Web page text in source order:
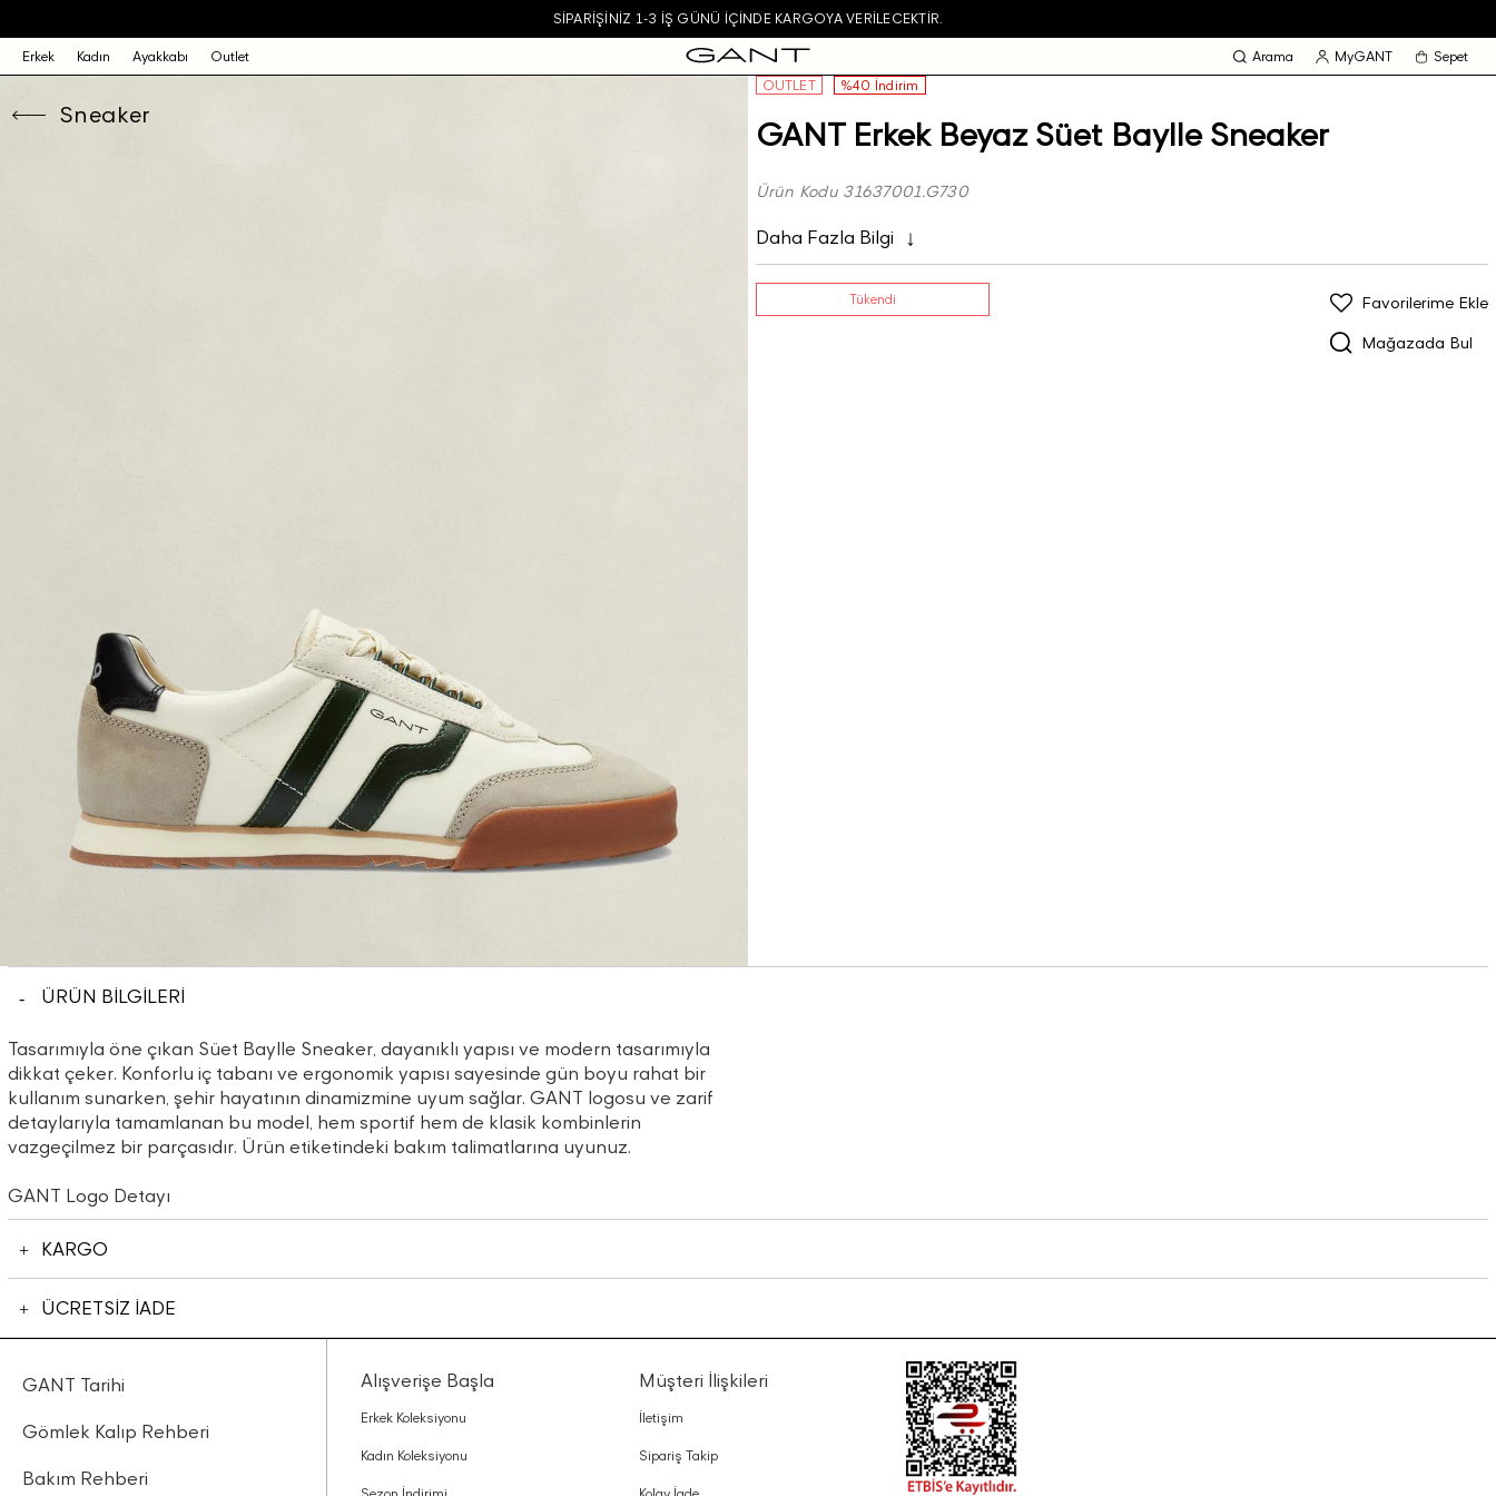
SIPARIŞINIZ 1-3 IŞ GÜNÜ IÇINDE KARGOYA VERILECEKTIR.
Erkek Kadın Ayakkabı Outlet Arama MyGANT Sepet
Sneaker
OUTLET %40 İndirim
GANT Erkek Beyaz Süet Baylle Sneaker
Ürün Kodu 31637001.G730
Daha Fazla Bilgi
Tükendi
Mağazada Bul
Favorilerime Ekle
ÜRÜN BİLGİLERİ
Tasarımıyla öne çıkan Süet Baylle Sneaker, dayanıklı yapısı ve modern tasarımıyla
dikkat çeker. Konforlu iç tabanı ve ergonomik yapısı sayesinde gün boyu rahat bir
kullanım sunarken, şehir hayatının dinamizmine uyum sağlar. GANT logosu ve zarif
detaylarıyla tamamlanan bu model, hem sportif hem de klasik kombinlerin
vazgeçilmez bir parçasıdır. Ürün etiketindeki bakım talimatlarına uyunuz.
GANT Logo Detayı
KARGO
ÜCRETSİZ İADE
GANT Tarihi
Gömlek Kalıp Rehberi
Bakım Rehberi
Alışverişe Başla
Erkek Koleksiyonu
Kadın Koleksiyonu
Müşteri İlişkileri
İletişim
Sipariş Takip